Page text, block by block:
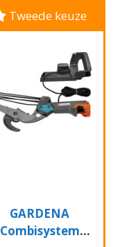
Tweede keuze
GARDENA
Combisystem